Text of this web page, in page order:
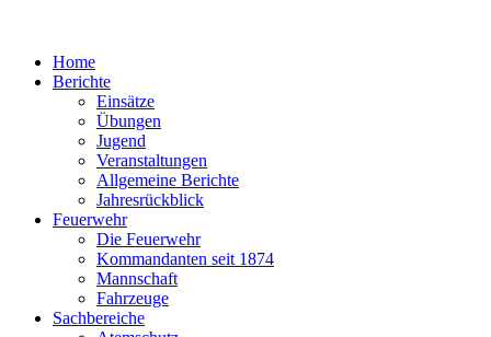
Home
Berichte
Einsätze
Übungen
Jugend
Veranstaltungen
Allgemeine Berichte
Jahresrückblick
Feuerwehr
Die Feuerwehr
Kommandanten seit 1874
Mannschaft
Fahrzeuge
Sachbereiche